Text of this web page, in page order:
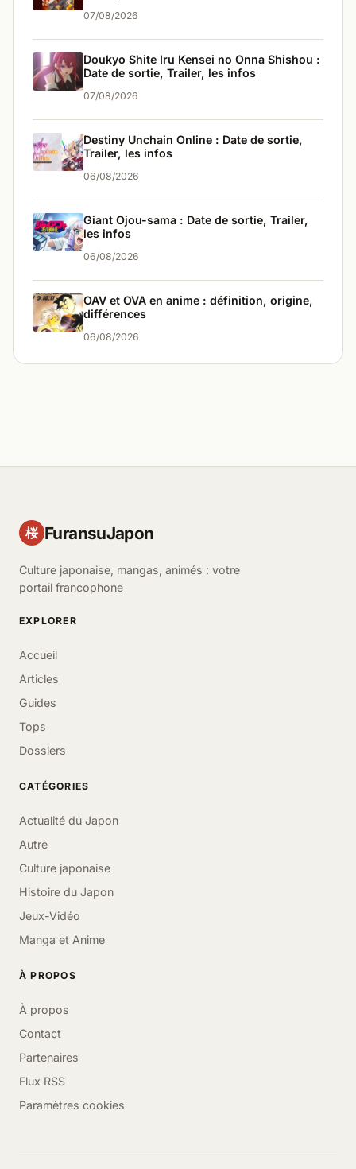
07/08/2026
Doukyo Shite Iru Kensei no Onna Shishou :
Date de sortie, Trailer, les infos
07/08/2026
Destiny Unchain Online : Date de sortie,
Trailer, les infos
06/08/2026
Giant Ojou-sama : Date de sortie, Trailer,
les infos
06/08/2026
OAV et OVA en anime : définition, origine,
différences
06/08/2026
桜 FuransuJapon
Culture japonaise, mangas, animés : votre
portail francophone
EXPLORER
Accueil
Articles
Guides
Tops
Dossiers
CATÉGORIES
Actualité du Japon
Autre
Culture japonaise
Histoire du Japon
Jeux-Vidéo
Manga et Anime
À PROPOS
À propos
Contact
Partenaires
Flux RSS
Paramètres cookies